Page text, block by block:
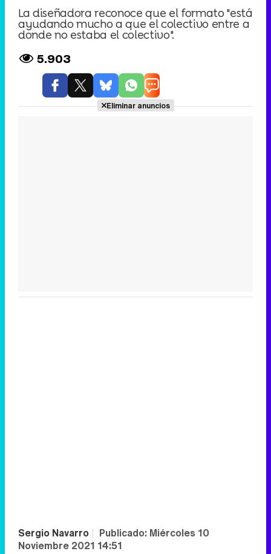
La diseñadora reconoce que el formato "está
ayudando mucho a que el colectivo entre a
donde no estaba el colectivo".
5.903
Eliminar anuncios
Sergio Navarro | Publicado: Miércoles 10
Noviembre 2021 14:51